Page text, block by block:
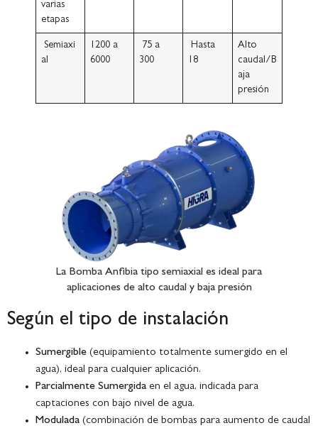
varias
etapas
Semiaxi
al
1200 a
6000
75 a
300
Hasta
18
Alto
caudal/B
aja
presión
La Bomba Anfibia tipo semiaxial es ideal para
aplicaciones de alto caudal y baja presión
Según el tipo de instalación
Sumergible (equipamiento totalmente sumergido en el
agua), ideal para cualquier aplicación.
Parcialmente Sumergida en el agua, indicada para
captaciones con bajo nivel de agua.
Modulada (combinación de bombas para aumento de caudal